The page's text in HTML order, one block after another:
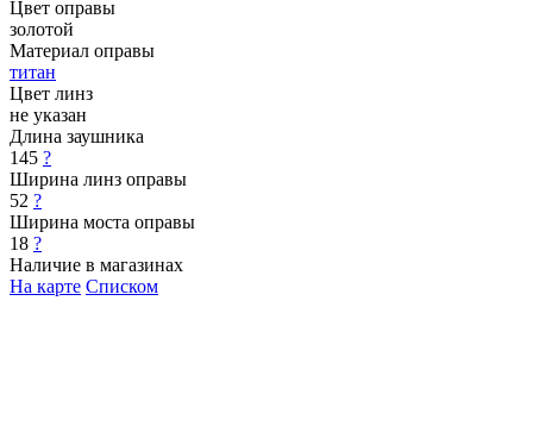
Цвет оправы
золотой
Материал оправы
титан
Цвет линз
не указан
Длина заушника
145 ?
Ширина линз оправы
52 ?
Ширина моста оправы
18 ?
Наличие в магазинах
На карте Списком